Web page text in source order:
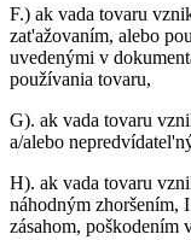
F.) ak vada tovaru
zat'ažovaním, alebo
uvedenými v
používania tovaru,
G). ak vada tovaru
a/alebo
H). ak vada tovaru
náhodným zhoršením,
zásahom, poškodením